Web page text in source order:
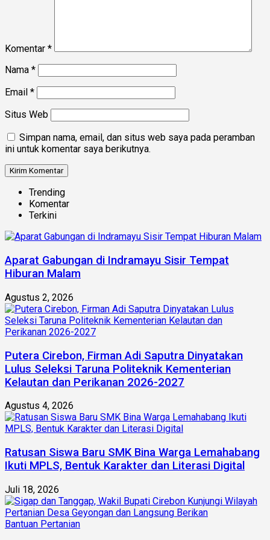
Komentar *
Nama *
Email *
Situs Web
Simpan nama, email, dan situs web saya pada peramban
ini untuk komentar saya berikutnya.
Trending
Komentar
Terkini
Aparat Gabungan di Indramayu Sisir Tempat
Hiburan Malam
Agustus 2, 2026
Putera Cirebon, Firman Adi Saputra Dinyatakan
Lulus Seleksi Taruna Politeknik Kementerian
Kelautan dan Perikanan 2026-2027
Agustus 4, 2026
Ratusan Siswa Baru SMK Bina Warga Lemahabang
Ikuti MPLS, Bentuk Karakter dan Literasi Digital
Juli 18, 2026